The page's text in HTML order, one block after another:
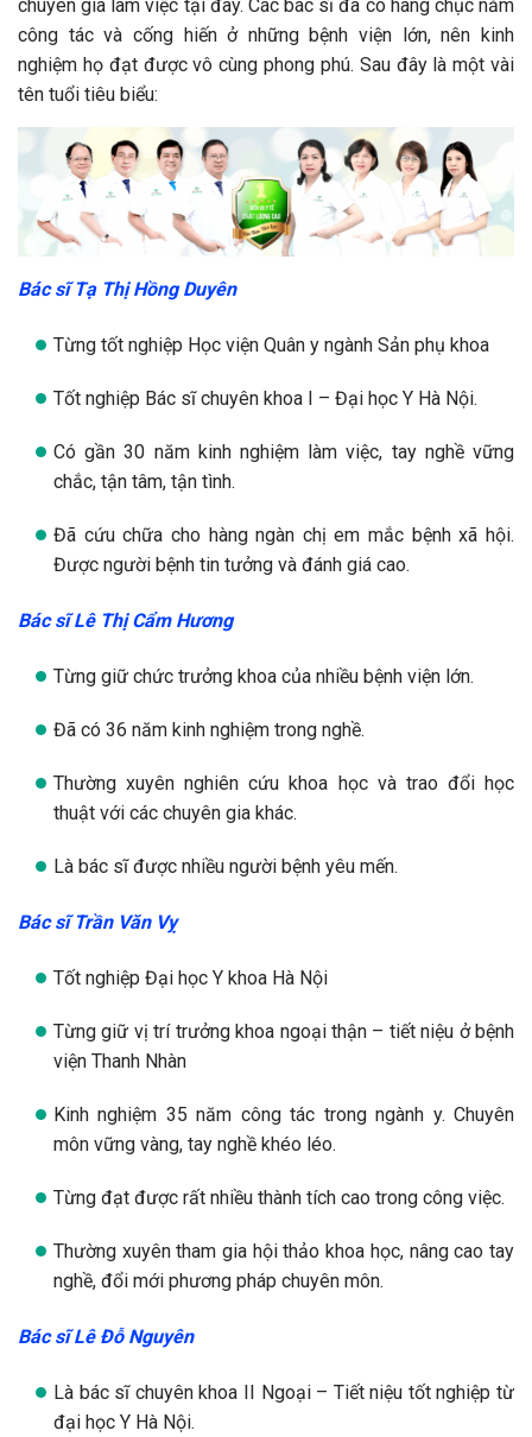
chuyên gia làm việc tại đây. Các bác sĩ đã có hàng chục năm
công tác và cống hiến ở những bệnh viện lớn, nên kinh
nghiệm họ đạt được vô cùng phong phú. Sau đây là một vài
tên tuổi tiêu biểu:
Bác sĩ Tạ Thị Hồng Duyên
Từng tốt nghiệp Học viện Quân y ngành Sản phụ khoa
Tốt nghiệp Bác sĩ chuyên khoa I – Đại học Y Hà Nội.
Có gần 30 năm kinh nghiệm làm việc, tay nghề vững
chắc, tận tâm, tận tình.
Đã cứu chữa cho hàng ngàn chị em mắc bệnh xã hội.
Được người bệnh tin tưởng và đánh giá cao.
Bác sĩ Lê Thị Cẩm Hương
Từng giữ chức trưởng khoa của nhiều bệnh viện lớn.
Đã có 36 năm kinh nghiệm trong nghề.
Thường xuyên nghiên cứu khoa học và trao đổi học
thuật với các chuyên gia khác.
Là bác sĩ được nhiều người bệnh yêu mến.
Bác sĩ Trần Văn Vỵ
Tốt nghiệp Đại học Y khoa Hà Nội
Từng giữ vị trí trưởng khoa ngoại thận – tiết niệu ở bệnh
viện Thanh Nhàn
Kinh nghiệm 35 năm công tác trong ngành y. Chuyên
môn vững vàng, tay nghề khéo léo.
Từng đạt được rất nhiều thành tích cao trong công việc.
Thường xuyên tham gia hội thảo khoa học, nâng cao tay
nghề, đổi mới phương pháp chuyên môn.
Bác sĩ Lê Đỗ Nguyên
Là bác sĩ chuyên khoa II Ngoại – Tiết niệu tốt nghiệp từ
đại học Y Hà Nội.